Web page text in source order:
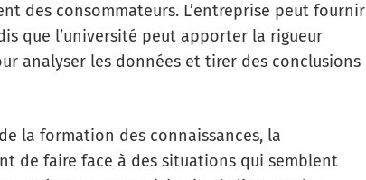
des consommateurs. L’entreprise peut fournir
que l’université peut apporter la rigueur
analyser les données et tirer des conclusions
la formation des connaissances, la
de faire face à des situations qui semblent